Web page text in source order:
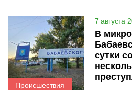
Происшествия
7 августа
В
сутки